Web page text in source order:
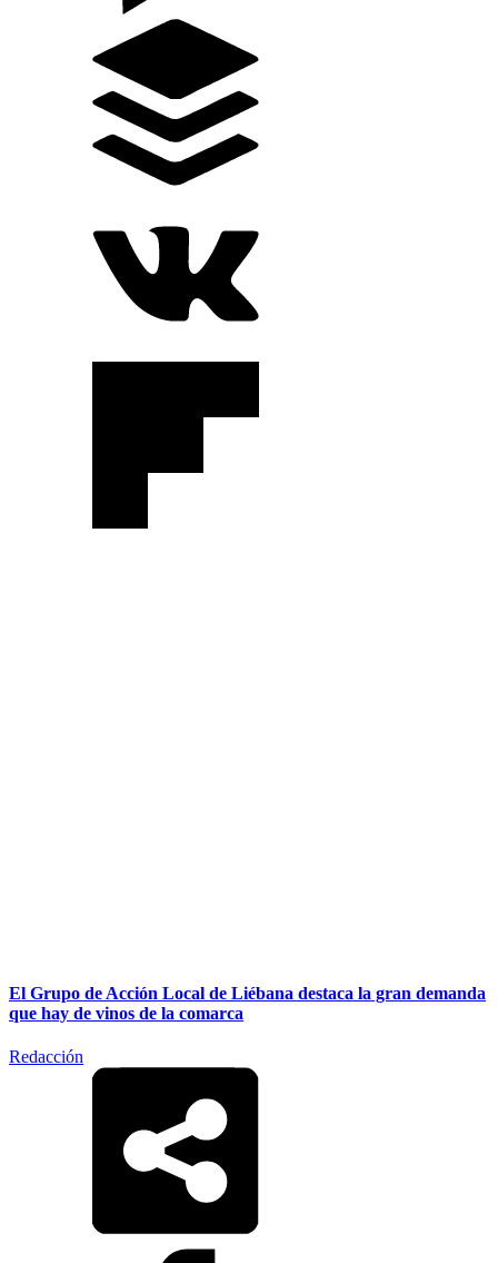
El Grupo de Acción Local de Liébana destaca la gran demanda
que hay de vinos de la comarca
Redacción